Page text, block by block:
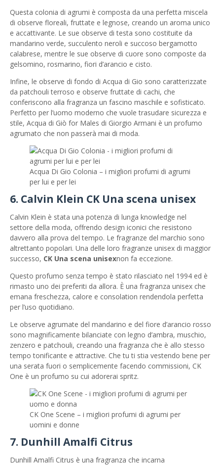
Questa colonia di agrumi è composta da una perfetta miscela
di observe floreali, fruttate e legnose, creando un aroma unico
e accattivante. Le sue observe di testa sono costituite da
mandarino verde, succulento neroli e succoso bergamotto
calabrese, mentre le sue observe di cuore sono composte da
gelsomino, rosmarino, fiori d’arancio e cisto.
Infine, le observe di fondo di Acqua di Gio sono caratterizzate
da patchouli terroso e observe fruttate di cachi, che
conferiscono alla fragranza un fascino maschile e sofisticato.
Perfetto per l’uomo moderno che vuole trasudare sicurezza e
stile, Acqua di Giò for Males di Giorgio Armani è un profumo
agrumato che non passerà mai di moda.
Acqua Di Gio Colonia – i migliori profumi di agrumi
per lui e per lei
6. Calvin Klein CK Una scena unisex
Calvin Klein è stata una potenza di lunga knowledge nel
settore della moda, offrendo design iconici che resistono
davvero alla prova del tempo. Le fragranze del marchio sono
altrettanto popolari. Una delle loro fragranze unisex di maggior
successo, CK Una scena unisexnon fa eccezione.
Questo profumo senza tempo è stato rilasciato nel 1994 ed è
rimasto uno dei preferiti da allora. È una fragranza unisex che
emana freschezza, calore e consolation rendendola perfetta
per l’uso quotidiano.
Le observe agrumate del mandarino e del fiore d’arancio rosso
sono magnificamente bilanciate con legno d’ambra, muschio,
zenzero e patchouli, creando una fragranza che è allo stesso
tempo tonificante e attractive. Che tu ti stia vestendo bene per
una serata fuori o semplicemente facendo commissioni, CK
One è un profumo su cui adorerai spritz.
CK One Scene – i migliori profumi di agrumi per
uomini e donne
7. Dunhill Amalfi Citrus
Dunhill Amalfi Citrus è una fragranza che incarna